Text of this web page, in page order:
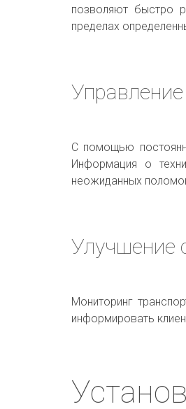
позволяют быстро
пределах
С помощью
Информация о
неожиданных
Улучшение
Мониторинг
информировать